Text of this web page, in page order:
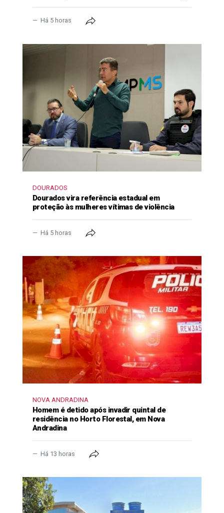
Há 5 horas
DOURADOS
Dourados vira referência estadual em
proteção às mulheres vítimas de violência
Há 5 horas
NOVA ANDRADINA
Homem é detido após invadir quintal de
residência no Horto Florestal, em Nova
Andradina
Há 13 horas